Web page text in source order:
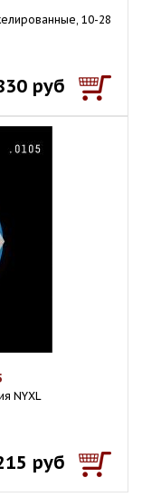
10-28
руб
NYXL
руб